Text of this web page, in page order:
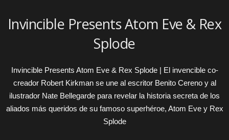
Invincible Presents Atom Eve & Rex
Splode
Invincible Presents Atom Eve & Rex Splode | El invencible co-
creador Robert Kirkman se une al escritor Benito Cereno y al
ilustrador Nate Bellegarde para revelar la historia secreta de los
aliados más queridos de su famoso superhéroe, Atom Eve y Rex
Splode